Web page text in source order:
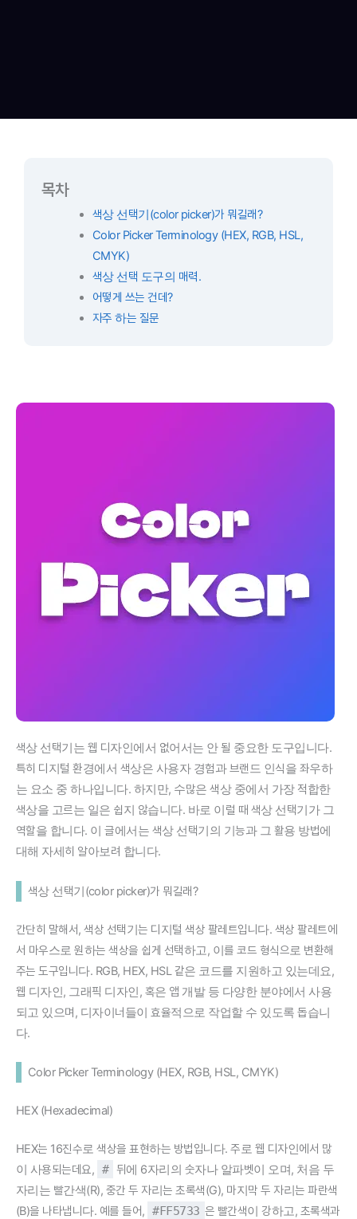
목차
색상 선택기(color picker)가 뭐길래?
Color Picker Terminology (HEX, RGB, HSL,
CMYK)
색상 선택 도구의 매력.
어떻게 쓰는 건데?
자주 하는 질문
색상 선택기는 웹 디자인에서 없어서는 안 될 중요한 도구입니다.
특히 디지털 환경에서 색상은 사용자 경험과 브랜드 인식을 좌우하
는 요소 중 하나입니다. 하지만, 수많은 색상 중에서 가장 적합한
색상을 고르는 일은 쉽지 않습니다. 바로 이럴 때 색상 선택기가 그
역할을 합니다. 이 글에서는 색상 선택기의 기능과 그 활용 방법에
대해 자세히 알아보려 합니다.
색상 선택기(color picker)가 뭐길래?
간단히 말해서, 색상 선택기는 디지털 색상 팔레트입니다. 색상 팔레트에
서 마우스로 원하는 색상을 쉽게 선택하고, 이를 코드 형식으로 변환해
주는 도구입니다. RGB, HEX, HSL 같은 코드를 지원하고 있는데요,
웹 디자인, 그래픽 디자인, 혹은 앱 개발 등 다양한 분야에서 사용
되고 있으며, 디자이너들이 효율적으로 작업할 수 있도록 돕습니
다.
Color Picker Terminology (HEX, RGB, HSL, CMYK)
HEX (Hexadecimal)
HEX는 16진수로 색상을 표현하는 방법입니다. 주로 웹 디자인에서 많
이 사용되는데요, # 뒤에 6자리의 숫자나 알파벳이 오며, 처음 두
자리는 빨간색(R), 중간 두 자리는 초록색(G), 마지막 두 자리는 파란색
(B)을 나타냅니다. 예를 들어,
#FF5733 은 빨간색이 강하고, 초록색과